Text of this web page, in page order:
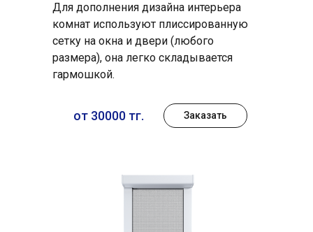
Для дополнения дизайна интерьера
комнат используют плиссированную
сетку на окна и двери (любого
размера), она легко складывается
гармошкой.
от 30000 тг. Заказать